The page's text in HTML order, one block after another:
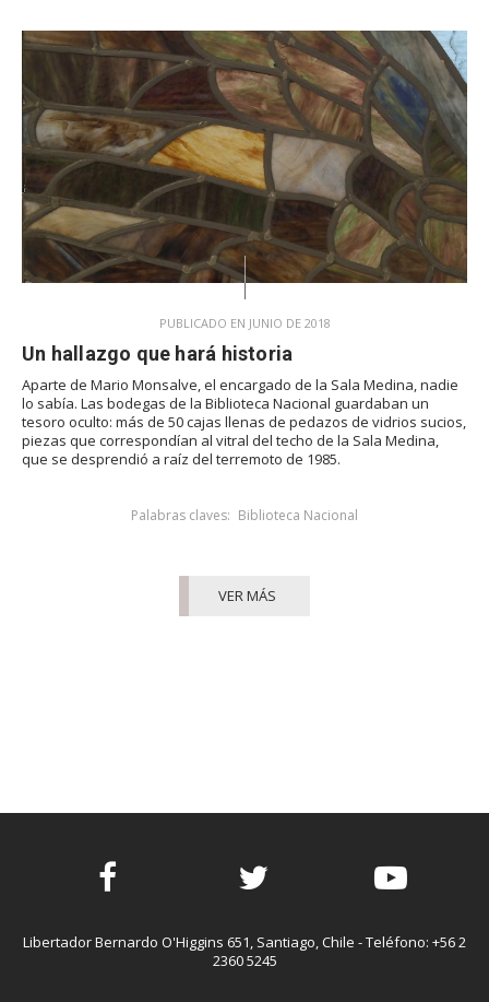
PUBLICADO EN JUNIO DE 2018
Un hallazgo que hará historia
Aparte de Mario Monsalve, el encargado de la Sala Medina, nadie
lo sabía. Las bodegas de la Biblioteca Nacional guardaban un
tesoro oculto: más de 50 cajas llenas de pedazos de vidrios sucios,
piezas que correspondían al vitral del techo de la Sala Medina,
que se desprendió a raíz del terremoto de 1985.
Palabras claves: Biblioteca Nacional
VER MÁS
Libertador Bernardo O'Higgins 651, Santiago, Chile - Teléfono: +56 2
2360 5245